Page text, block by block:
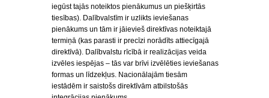
iegūst tajās noteiktos pienākumus un piešķirtās
tiesības). Dalībvalstīm ir uzlikts ieviešanas
pienākums un tām ir jāievieš direktīvas noteiktajā
termiņā (kas parasti ir precīzi norādīts attiecīgajā
direktīvā). Dalībvalstu rīcībā ir realizācijas veida
izvēles iespējas – tās var brīvi izvēlēties ieviešanas
formas un līdzekļus. Nacionālajām tiesām
iestādēm ir saistošs direktīvām atbilstošās